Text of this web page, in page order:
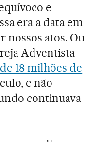
e
era a data em
nossos atos. Ou
Adventista
18 milhões de
e não
continuava